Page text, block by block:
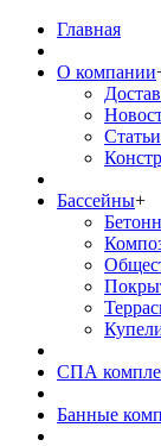
Главная
О компании
Статьи
Бассейны+
СПА
Банные